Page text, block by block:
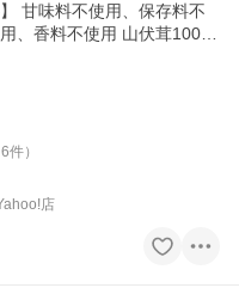
甘味料不使用、保存料不
、香料不使用 山伏茸100％
6件）
店